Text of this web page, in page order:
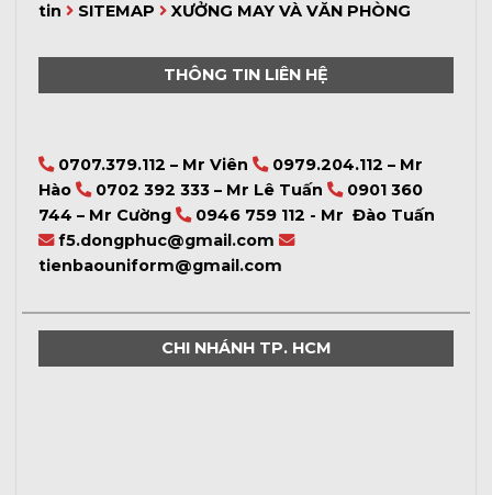
tin
SITEMAP XƯỞNG MAY VÀ VĂN PHÒNG
THÔNG TIN LIÊN HỆ
0707.379.112 – Mr Viên
0979.204.112 – Mr
Hào
0702 392 333 – Mr Lê Tuấn
0901 360
744 – Mr Cường
0946 759 112 - Mr Đào Tuấn
f5.dongphuc@gmail.com
tienbaouniform@gmail.com
CHI NHÁNH TP. HCM